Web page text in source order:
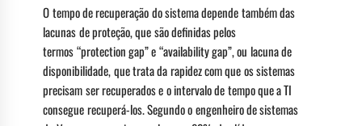
O tempo de recuperação do sistema depende também das
lacunas de proteção, que são definidas pelos
termos “protection gap” e “availability gap”, ou lacuna de
disponibilidade, que trata da rapidez com que os sistemas
precisam ser recuperados e o intervalo de tempo que a TI
consegue recuperá-los. Segundo o engenheiro de sistemas